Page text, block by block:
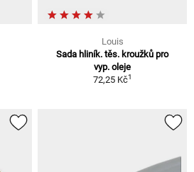
Louis
Sada hliník. těs. kroužků pro
vyp. oleje
72,25 Kč1